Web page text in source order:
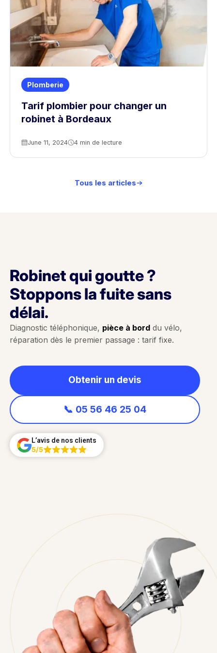
Plomberie
Tarif plombier pour changer un
robinet à Bordeaux
June 11, 2024 4 min de lecture
Tous les articles
Robinet qui goutte ?
Stoppons la fuite sans
délai.
Diagnostic téléphonique, pièce à bord du vélo,
réparation dès le premier passage : tarif fixe.
Obtenir un devis
📞 05 56 46 25 04
L’avis de nos clients
5/5